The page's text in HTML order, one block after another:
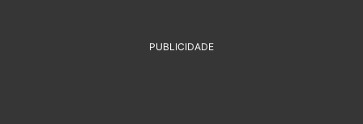
PUBLICIDADE